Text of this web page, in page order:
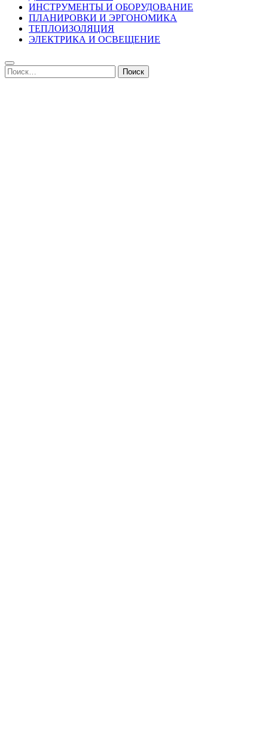
ИНСТРУМЕНТЫ И ОБОРУДОВАНИЕ
ПЛАНИРОВКИ И ЭРГОНОМИКА
ТЕПЛОИЗОЛЯЦИЯ
ЭЛЕКТРИКА И ОСВЕЩЕНИЕ
Найти: